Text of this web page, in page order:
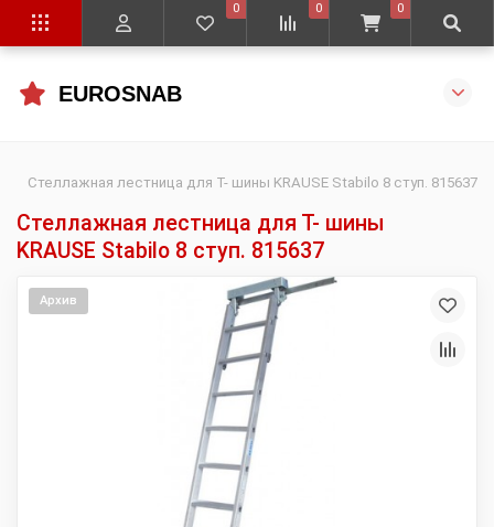
EUROSNAB
Стеллажная лестница для Т- шины KRAUSE Stabilo 8 ступ. 815637
Стеллажная лестница для Т- шины
KRAUSE Stabilo 8 ступ. 815637
Архив
0 0 0